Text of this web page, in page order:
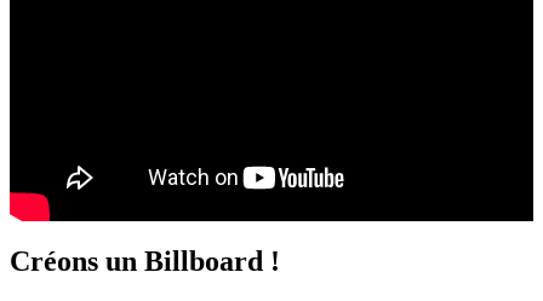
Créons un Billboard !